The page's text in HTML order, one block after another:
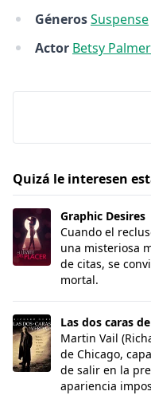
GénerosSuspense
Actor Betsy
Quizá le interesen
Graphic Desires
Graphic Desires
Cuando el
una misteriosa
de citas, se
mortal.
Las dos caras de la
Las dos caras
Martin Vail
de Chicago,
de salir en la
apariencia